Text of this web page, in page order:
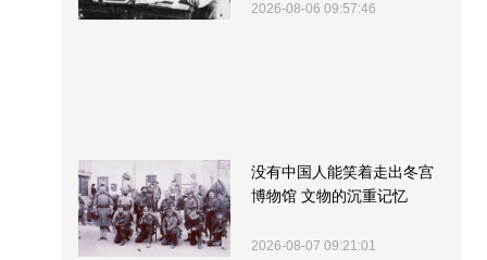
2026-08-06 09:57:46
没有中国人能笑着走出冬宫
博物馆 文物的沉重记忆
2026-08-07 09:21:01